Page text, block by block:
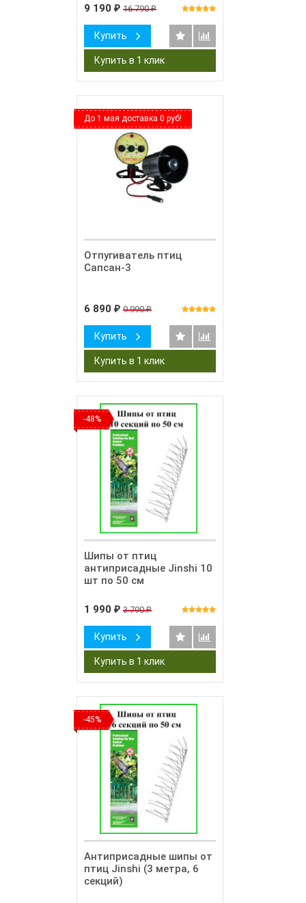
9 190 ₽ 16 790₽
Купить
До 1 мая доставка 0 руб!
Отпугиватель птиц
Сапсан-3
6 890 ₽ 9 990₽
Купить
-48%
Шипы от птиц
антиприсадные Jinshi 10
шт по 50 см
1 990 ₽ 3 790₽
Купить
-45%
Антиприсадные шипы от
птиц Jinshi (3 метра, 6
секций)